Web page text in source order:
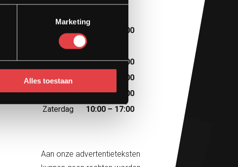
Marketing
Alles toestaan
Openingstijden
10:00 – 13:00
Dinsdag
Afspraak
Woensdag
10:00 – 18:00
Donderdag
10:00 – 18:00
Vrijdag
10:00 – 18:00
Zaterdag
10:00 – 17:00
Aan onze advertentieteksten